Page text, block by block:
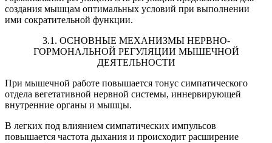
создания мышцам оптималь­ных условий при выполнении
ими сократительной функции.
3.1. ОСНОВНЫЕ МЕХАНИЗМЫ НЕРВНО-
ГОРМОНАЛЬНОЙ РЕГУЛЯЦИИ МЫШЕЧНОЙ
ДЕЯТЕЛЬНОСТИ
При мышечной работе повышается тонус симпатического
отдела веге­тативной нервной системы, иннервирующей
внутренние органы и мышцы.
В легких под влиянием симпатических импульсов
повышается частота дыхания и происходит расширение